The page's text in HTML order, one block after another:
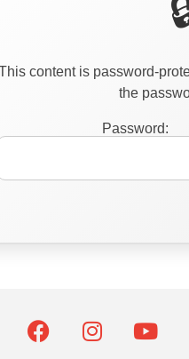
content is password-
the
Password: